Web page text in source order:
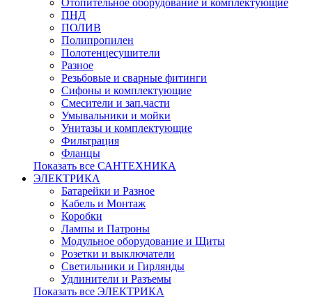
Отопительное оборудование и комплектующие
ПНД
ПОЛИВ
Полипропилен
Полотенцесушители
Разное
Резьбовые и сварные фитинги
Сифоны и комплектующие
Смесители и зап.части
Умывальники и мойки
Унитазы и комплектующие
Фильтрация
Фланцы
Показать все САНТЕХНИКА
ЭЛЕКТРИКА
Батарейки и Разное
Кабель и Монтаж
Коробки
Лампы и Патроны
Модульное оборудование и Щиты
Розетки и выключатели
Светильники и Гирлянды
Удлинители и Разъемы
Показать все ЭЛЕКТРИКА